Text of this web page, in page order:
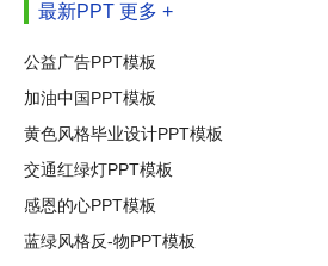
最新PPT 更多 +
公益广告PPT模板
加油中国PPT模板
黄色风格毕业设计PPT模板
交通红绿灯PPT模板
感恩的心PPT模板
蓝绿风格反-物PPT模板